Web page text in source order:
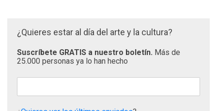
¿Quieres estar al día del arte y la cultura?
Suscríbete GRATIS a nuestro boletín. Más de
25.000 personas ya lo han hecho